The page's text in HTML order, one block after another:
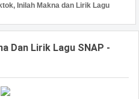
Inilah Makna dan Lirik Lagu
Dan Lirik Lagu SNAP -